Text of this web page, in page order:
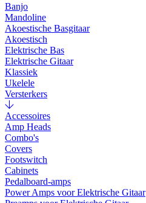
Banjo
Mandoline
Akoestische Basgitaar
Akoestisch
Elektrische Bas
Elektrische Gitaar
Klassiek
Ukelele
Versterkers
Accessoires
Amp Heads
Combo's
Covers
Footswitch
Cabinets
Pedalboard-amps
Power Amps voor Elektrische Gitaar